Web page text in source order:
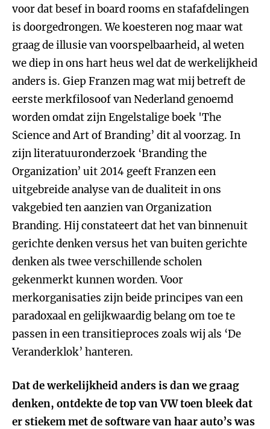
voor dat besef in board rooms en stafafdelingen
is doorgedrongen. We koesteren nog maar wat
graag de illusie van voorspelbaarheid, al weten
we diep in ons hart heus wel dat de werkelijkheid
anders is. Giep Franzen mag wat mij betreft de
eerste merkfilosoof van Nederland genoemd
worden omdat zijn Engelstalige boek 'The
Science and Art of Branding’ dit al voorzag. In
zijn literatuuronderzoek ‘Branding the
Organization’ uit 2014 geeft Franzen een
uitgebreide analyse van de dualiteit in ons
vakgebied ten aanzien van Organization
Branding. Hij constateert dat het van binnenuit
gerichte denken versus het van buiten gerichte
denken als twee verschillende scholen
gekenmerkt kunnen worden. Voor
merkorganisaties zijn beide principes van een
paradoxaal en gelijkwaardig belang om toe te
passen in een transitieproces zoals wij als ‘De
Veranderklok’ hanteren.
Dat de werkelijkheid anders is dan we graag
denken, ontdekte de top van VW toen bleek dat
er stiekem met de software van haar auto’s was